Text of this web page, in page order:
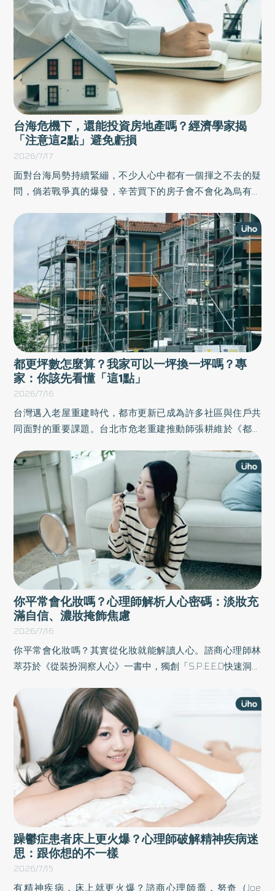
界線。以下為原書摘文：
台海危機下，還能投資房地產嗎？經濟學家揭
「注意這2點」避免虧損
2026/7/17
面對台海局勢持續緊繃，不少人心中都有一個揮之不去的疑
問，倘若戰爭真的爆發，辛苦買下的房子會不會化為烏有？
課》一書中，從「地緣政治風險」的視角探討投資理財，盤
點資產的流動性與抗壓性，思考哪些屬於短期市場震盪，哪
些則是必須留意的結構性風險，幫助讀者在波動中守住財
富。以下為本書摘文：
都更坪數怎麼算？我家可以一坪換一坪嗎？專
家：你該先看懂「這1點」
2026/7/16
台灣邁入老屋重建時代，都市更新已成為許多社區與住戶共
同面對的重要課題。台北市危老重建推動師張耕維於《都更
互動的實務經驗，針對民眾最關心的「一坪換幾坪」、合建
契約怎麼簽、鄰居不簽同意書怎麼辦，以及權利分配等各種
都更常見問題，提供詳盡的解答。以下為原書摘文：
你平常會化妝嗎？心理師解析人心密碼：淡妝充
滿自信、濃妝掩飾焦慮
2026/7/16
你平常會化妝嗎？其實從化妝就能解讀人心。諮商心理師林
萃芬於《從裝扮洞察人心》一書中，獨創「S.P.E.E.D快速洞察
感與人格模式，並引導讀者學會從裝扮讀懂內在心理，使人
在溝通時更具溫度，在互動中更加自在。以下為原書摘文：
躁鬱症患者床上更火爆？心理師破解精神疾病迷
思：跟你想的不一樣
2026/7/15
有精神疾病，床上就更火爆？諮商心理師喬．努奇（Joe